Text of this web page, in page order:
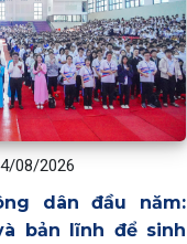
08/2026
dân đầu năm:
bản lĩnh để sinh